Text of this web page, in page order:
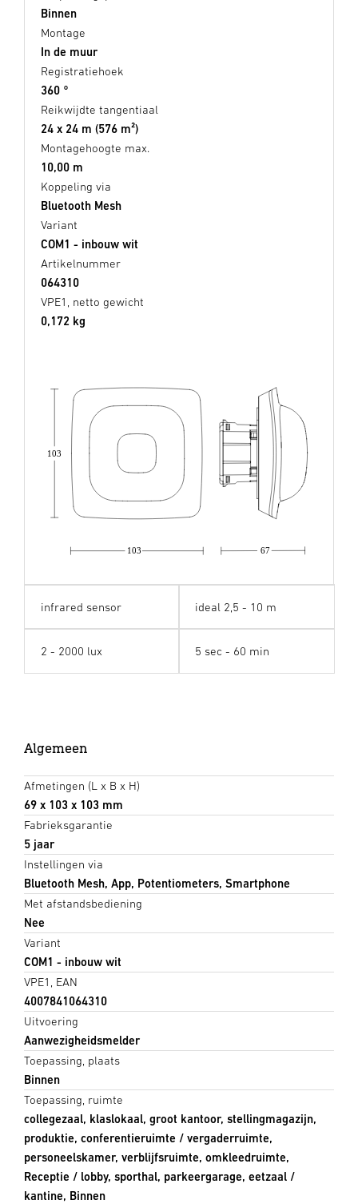
Binnen
Montage
In de muur
Registratiehoek
360 °
Reikwijdte tangentiaal
24 x 24 m (576 m²)
Montagehoogte max.
10,00 m
Koppeling via
Bluetooth Mesh
Variant
COM1 - inbouw wit
Artikelnummer
064310
VPE1, netto gewicht
0,172 kg
67
103
103
infrared sensor ideal 2,5 - 10 m
2 - 2000 lux 5 sec - 60 min
Algemeen
Afmetingen (L x B x H)
69 x 103 x 103 mm
Fabrieksgarantie
5 jaar
Instellingen via
Bluetooth Mesh, App, Potentiometers, Smartphone
Met afstandsbediening
Nee
Variant
COM1 - inbouw wit
VPE1, EAN
4007841064310
Uitvoering
Aanwezigheidsmelder
Toepassing, plaats
Binnen
Toepassing, ruimte
collegezaal, klaslokaal, groot kantoor, stellingmagazijn,
produktie, conferentieruimte / vergaderruimte,
personeelskamer, verblijfsruimte, omkleedruimte,
Receptie / lobby, sporthal, parkeergarage, eetzaal /
kantine, Binnen